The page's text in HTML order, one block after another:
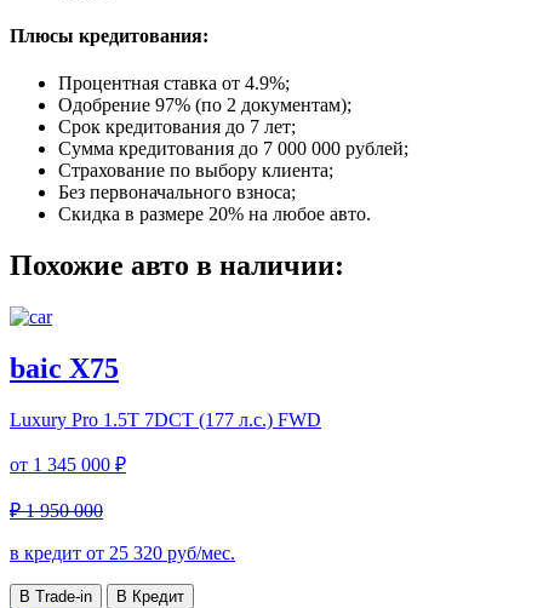
Плюсы кредитования:
Процентная ставка от 4.9%;
Одобрение 97% (по 2 документам);
Срок кредитования до 7 лет;
Сумма кредитования до 7 000 000 рублей;
Страхование по выбору клиента;
Без первоначального взноса;
Скидка в размере 20% на любое авто.
Похожие авто в наличии:
baic X75
Luxury Pro 1.5T 7DCT (177 л.с.) FWD
от 1 345 000 ₽
₽ 1 950 000
в кредит от 25 320 руб/мес.
В Trade-in В Кредит